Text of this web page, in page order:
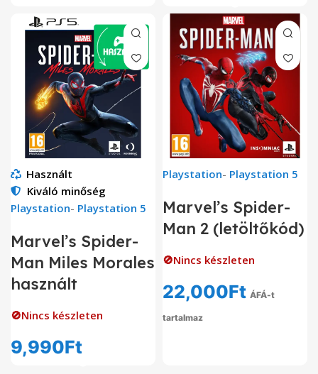
Használt
Kiváló minőség
Playstation- Playstation 5
Marvel’s Spider-
Man Miles Morales
használt
🚫Nincs készleten
9,990Ft
Playstation- Playstation 5
Marvel’s Spider-
Man 2 (letöltőkód)
🚫Nincs készleten
22,000Ft ÁFÁ-t
tartalmaz